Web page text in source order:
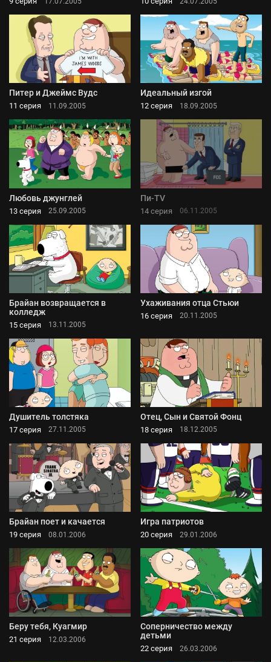
Питер и Джеймс Вудс
11 серия 11.09.2005
Идеальный изгой
12 серия 18.09.2005
Любовь джунглей
13 серия 25.09.2005
Пи-TV
14 серия 06.11.2005
Брайан возвращается в
колледж
15 серия 13.11.2005
Ухаживания отца Стьюи
16 серия 20.11.2005
Душитель толстяка
17 серия 27.11.2005
Отец, Сын и Святой Фонц
18 серия 18.12.2005
Брайан поет и качается
19 серия 08.01.2006
Игра патриотов
20 серия 29.01.2006
Беру тебя, Куагмир
21 серия 12.03.2006
Соперничество между
детьми
22 серия 26.03.2006